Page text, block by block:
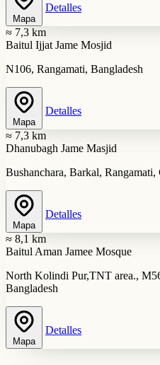
Mapa
Detalles
≈ 7,3 km
Baitul Ijjat Jame Mosjid
N106, Rangamati, Bangladesh
Mapa
Detalles
≈ 7,3 km
Dhanubagh Jame Masjid
Bushanchara, Barkal,
Mapa
Detalles
≈ 8,1 km
Baitul Aman Jamee Mosque
North Kolindi Pur,TNT area.,
Bangladesh
Mapa
Detalles